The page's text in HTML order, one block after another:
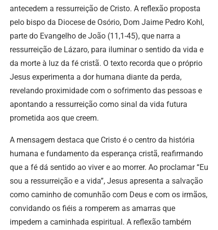
antecedem a ressurreição de Cristo. A reflexão proposta
pelo bispo da Diocese de Osório, Dom Jaime Pedro Kohl,
parte do Evangelho de João (11,1-45), que narra a
ressurreição de Lázaro, para iluminar o sentido da vida e
da morte à luz da fé cristã. O texto recorda que o próprio
Jesus experimenta a dor humana diante da perda,
revelando proximidade com o sofrimento das pessoas e
apontando a ressurreição como sinal da vida futura
prometida aos que creem.
A mensagem destaca que Cristo é o centro da história
humana e fundamento da esperança cristã, reafirmando
que a fé dá sentido ao viver e ao morrer. Ao proclamar “Eu
sou a ressurreição e a vida”, Jesus apresenta a salvação
como caminho de comunhão com Deus e com os irmãos,
convidando os fiéis a romperem as amarras que
impedem a caminhada espiritual. A reflexão também